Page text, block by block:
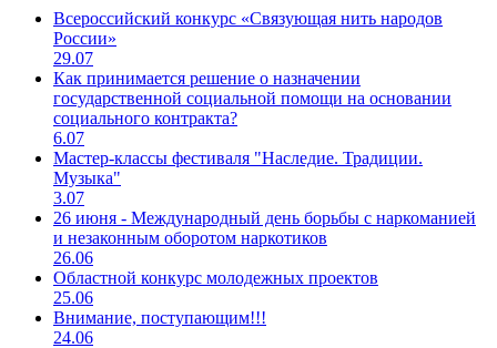
Всероссийский конкурс «Связующая нить народов
России»
29.07
Как принимается решение о назначении
государственной социальной помощи на основании
социального контракта?
6.07
Мастер-классы фестиваля "Наследие. Традиции.
Музыка"
3.07
26 июня - Международный день борьбы с наркоманией
и незаконным оборотом наркотиков
26.06
Областной конкурс молодежных проектов
25.06
Внимание, поступающим!!!
24.06